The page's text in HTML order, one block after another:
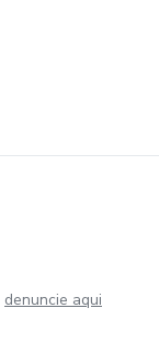
denuncie aqui